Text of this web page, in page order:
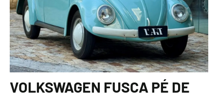
VOLKSWAGEN FUSCA PÉ DE